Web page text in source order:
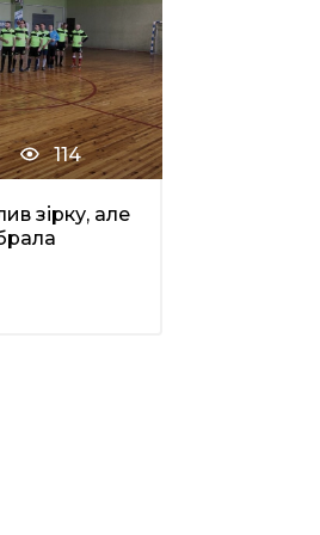
114
зірку, але